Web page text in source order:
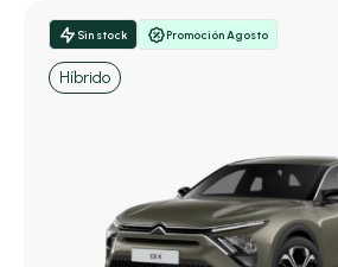
Sin stock Promoción Agosto
Híbrido